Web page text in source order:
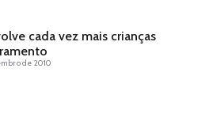
cada vez mais crianças
de 2010